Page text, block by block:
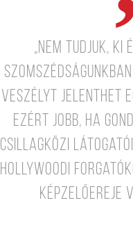
„Nem tudjuk, ki
veszélyt jelenthet
Ezért jobb, ha
csillagközi
hollywoodi
képzelőereje